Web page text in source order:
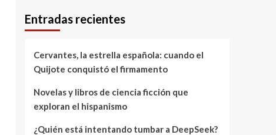
Entradas recientes
Cervantes, la estrella española: cuando el
Quijote conquistó el firmamento
Novelas y libros de ciencia ficción que
exploran el hispanismo
¿Quién está intentando tumbar a DeepSeek?